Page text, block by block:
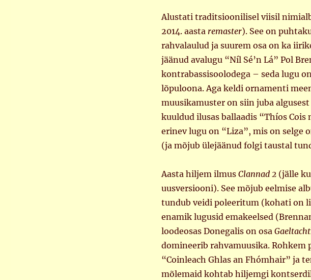
Alustati traditsioonilisel viisil
2014. aasta remaster). See on
rahvalaulud ja suurem osa on ka
jäänud avalugu “Níl Sé’n Lá” Pol
kontrabassisoolodega – seda lugu
lõpuloona. Aga keldi ornamenti
muusikamuster on siin juba
kuuldud ilusas ballaadis “Thíos
erinev lugu on “Liza”, mis on selge
(ja mõjub ülejäänud folgi taustal
Aasta hiljem ilmus Clannad 2(jälle
uusversiooni). See mõjub eelmise
tundub veidi poleeritum (kohati on
enamik lugusid emakeelsed
loodeosas Donegalis on osa Gaeltacht
domineerib rahvamuusika. Rohkem
“Coinleach Ghlas an Fhómhair” ja
mõlemaid kohtab hiljemgi